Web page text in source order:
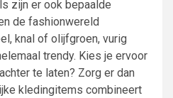
zijn er ook bepaalde
de fashionwereld
knal of olijfgroen, vurig
trendy. Kies je ervoor
te laten? Zorg er dan
kledingitems combineert